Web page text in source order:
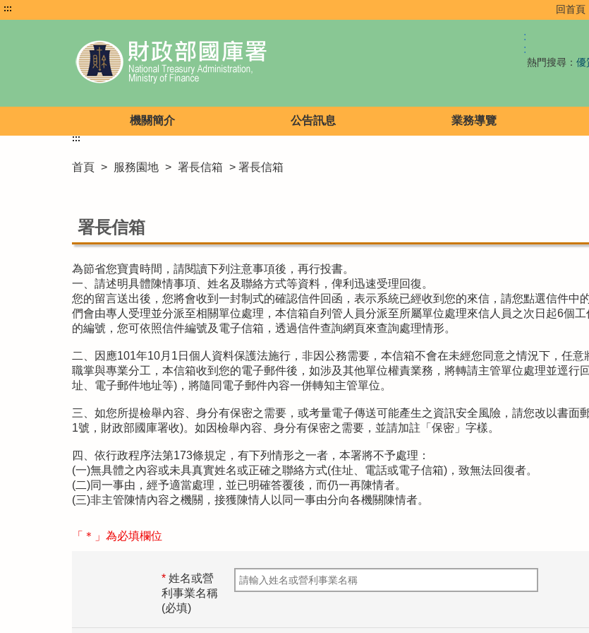
::: 回首頁
:
:
熱門搜尋： 優
機關簡介 公告訊息 業務導覽
首頁 > 服務園地 > 署長信箱 > 署長信箱
:::
署長信箱
為節省您寶貴時間，請閱讀下列注意事項後，再行投書。
一、請述明具體陳情事項、姓名及聯絡方式等資料，俾利迅速受理回復。
您的留言送出後，您將會收到一封制式的確認信件回函，表示系統已經收到您的來信，請您點選信件中
們會由專人受理並分派至相關單位處理，本信箱自列管人員分派至所屬單位處理來信人員之次日起6個
的編號，您可依照信件編號及電子信箱，透過信件查詢網頁來查詢處理情形。
二、因應101年10月1日個人資料保護法施行，非因公務需要，本信箱不會在未經您同意之情況下，任
職掌與專業分工，本信箱收到您的電子郵件後，如涉及其他單位權責業務，將轉請主管單位處理並逕行
址、電子郵件地址等)，將隨同電子郵件內容一併轉知主管單位。
三、如您所提檢舉內容、身分有保密之需要，或考量電子傳送可能產生之資訊安全風險，請您改以書面
1號，財政部國庫署收)。如因檢舉內容、身分有保密之需要，並請加註「保密」字樣。
四、依行政程序法第173條規定，有下列情形之一者，本署將不予處理：
(一)無具體之內容或未具真實姓名或正確之聯絡方式(住址、電話或電子信箱)，致無法回復者。
(二)同一事由，經予適當處理，並已明確答覆後，而仍一再陳情者。
(三)非主管陳情內容之機關，接獲陳情人以同一事由分向各機關陳情者。
「＊」為必填欄位
*姓名或營
利事業名稱
(必填)